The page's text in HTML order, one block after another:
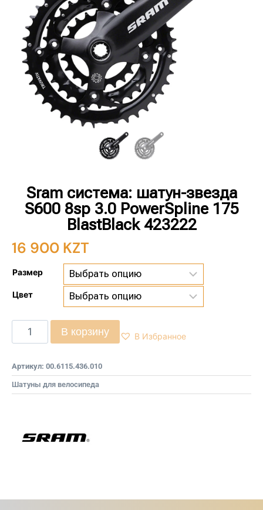
Sram система: шатун-звезда
S600 8sp 3.0 PowerSpline 175
BlastBlack 423222
16 900 KZT
Размер
Цвет
В корзину В Избранное
Артикул: 00.6115.436.010
Шатуны для велосипеда